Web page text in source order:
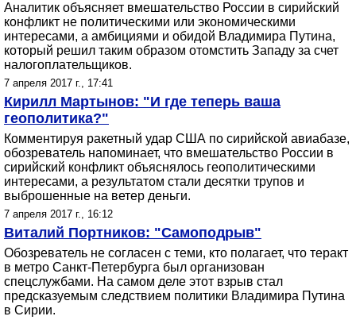
Аналитик объясняет вмешательство России в сирийский
конфликт не политическими или экономическими
интересами, а амбициями и обидой Владимира Путина,
который решил таким образом отомстить Западу за счет
налогоплательщиков.
7 апреля 2017 г., 17:41
Кирилл Мартынов: "И где теперь ваша
геополитика?"
Комментируя ракетный удар США по сирийской авиабазе,
обозреватель напоминает, что вмешательство России в
сирийский конфликт объяснялось геополитическими
интересами, а результатом стали десятки трупов и
выброшенные на ветер деньги.
7 апреля 2017 г., 16:12
Виталий Портников: "Самоподрыв"
Обозреватель не согласен с теми, кто полагает, что теракт
в метро Санкт-Петербурга был организован
спецслужбами. На самом деле этот взрыв стал
предсказуемым следствием политики Владимира Путина
в Сирии.